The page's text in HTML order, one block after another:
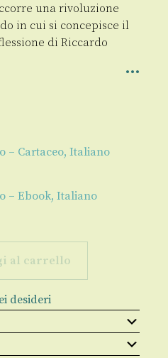
una rivoluzione
in cui si concepisce il
di Riccardo
– Cartaceo, Italiano
– Ebook, Italiano
al carrello
desideri